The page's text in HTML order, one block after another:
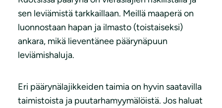
sen leviämistä tarkkaillaan. Meillä maaperä on
luonnostaan hapan ja ilmasto (toistaiseksi)
ankara, mikä lieventänee päärynäpuun
leviämishaluja.
Eri päärynälajikkeiden taimia on hyvin saatavilla
taimistoista ja puutarhamyymälöistä. Jos haluat